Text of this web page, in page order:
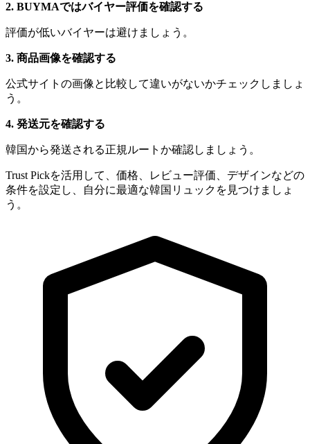
2. BUYMAではバイヤー評価を確認する
評価が低いバイヤーは避けましょう。
3. 商品画像を確認する
公式サイトの画像と比較して違いがないかチェックしましょ
う。
4. 発送元を確認する
韓国から発送される正規ルートか確認しましょう。
Trust Pickを活用して、価格、レビュー評価、デザインなどの
条件を設定し、自分に最適な韓国リュックを見つけましょ
う。